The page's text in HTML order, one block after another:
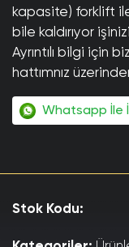
kapasite) forklift
bile kaldırıyor
Ayrıntılı bilgi için
hattımnız
Whatsapp İle
Stok Kodu: